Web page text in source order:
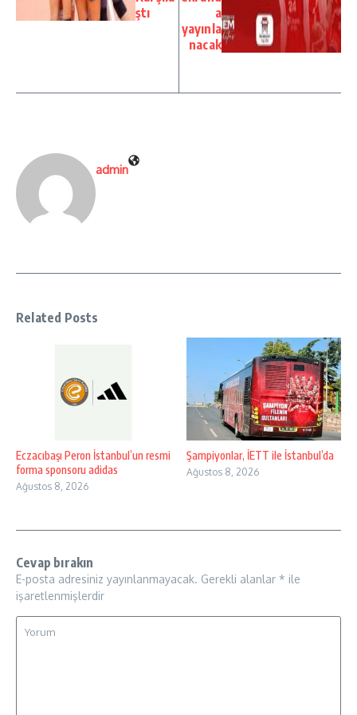
ştı
a
yayınla
nacak
admin
Related Posts
Eczacıbaşı Peron İstanbul’un resmi
forma sponsoru adidas
Ağustos 8, 2026
Şampiyonlar, İETT ile İstanbul’da
Ağustos 8, 2026
Cevap bırakın
E-posta adresiniz yayınlanmayacak. Gerekli alanlar * ile
işaretlenmişlerdir